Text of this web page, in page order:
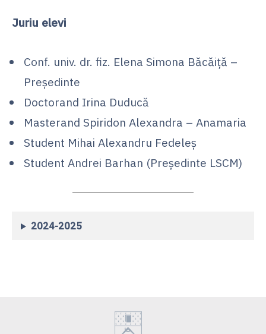
Juriu elevi
Conf. univ. dr. fiz. Elena Simona Băcăiță –
Președinte
Doctorand Irina Duducă
Masterand Spiridon Alexandra – Anamaria
Student Mihai Alexandru Fedeleș
Student Andrei Barhan (Președinte LSCM)
2024-2025